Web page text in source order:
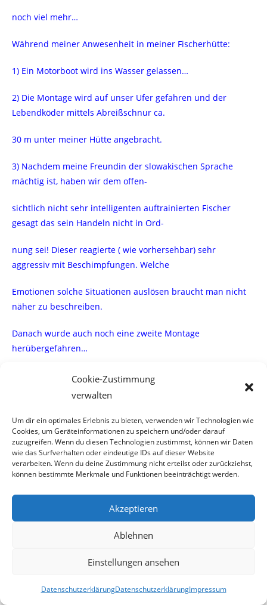
Cookie-Zustimmung
verwalten
Um dir ein optimales Erlebnis zu bieten, verwenden wir Technologien wie
Cookies, um Geräteinformationen zu speichern und/oder darauf
zuzugreifen. Wenn du diesen Technologien zustimmst, können wir Daten
wie das Surfverhalten oder eindeutige IDs auf dieser Website
verarbeiten. Wenn du deine Zustimmung nicht erteilst oder zurückziehst,
können bestimmte Merkmale und Funktionen beeinträchtigt werden.
Akzeptieren
Ablehnen
Einstellungen ansehen
DatenschutzerklärungDatenschutzerklärungImpressum
noch viel mehr…
Während meiner Anwesenheit in meiner Fischerhütte:
1) Ein Motorboot wird ins Wasser gelassen…
2) Die Montage wird auf unser Ufer gefahren und der
Lebendköder mittels Abreißschnur ca.
30 m unter meiner Hütte angebracht.
3) Nachdem meine Freundin der slowakischen Sprache
mächtig ist, haben wir dem offen-
sichtlich nicht sehr intelligenten auftrainierten Fischer
gesagt das sein Handeln nicht in Ord-
nung sei! Dieser reagierte ( wie vorhersehbar) sehr
aggressiv mit Beschimpfungen. Welche
Emotionen solche Situationen auslösen braucht man nicht
näher zu beschreiben.
Danach wurde auch noch eine zweite Montage
herübergefahren…
Abgesehen vom Verstoß gegen sämtliche Regeln entwickelt
sich Resignation bei uns March-
fischern, was bei weiteren nicht handeln unweigerlich dazu
führt , daß in Zukunft die Anzahl
der Fischer in unserem Verein abnehmen wird!
persönlich die Zeit in meiner Fischerhütte
einigen Jahren nicht mehr möglich.
Dieser Aussage stimmen viele meiner Kollegen zu.
Der Vorstand des FVD hätte gerne Informationen welche